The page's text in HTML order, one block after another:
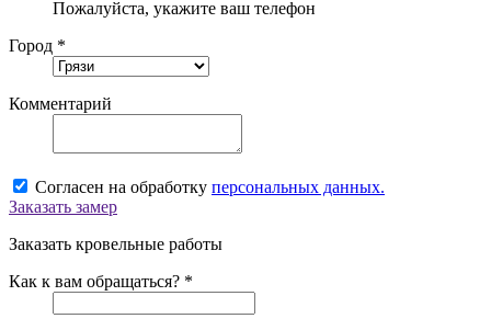
Пожалуйста, укажите ваш телефон
Город *
Комментарий
Согласен на обработку персональных данных.
Заказать замер
Заказать кровельные работы
Как к вам обращаться? *